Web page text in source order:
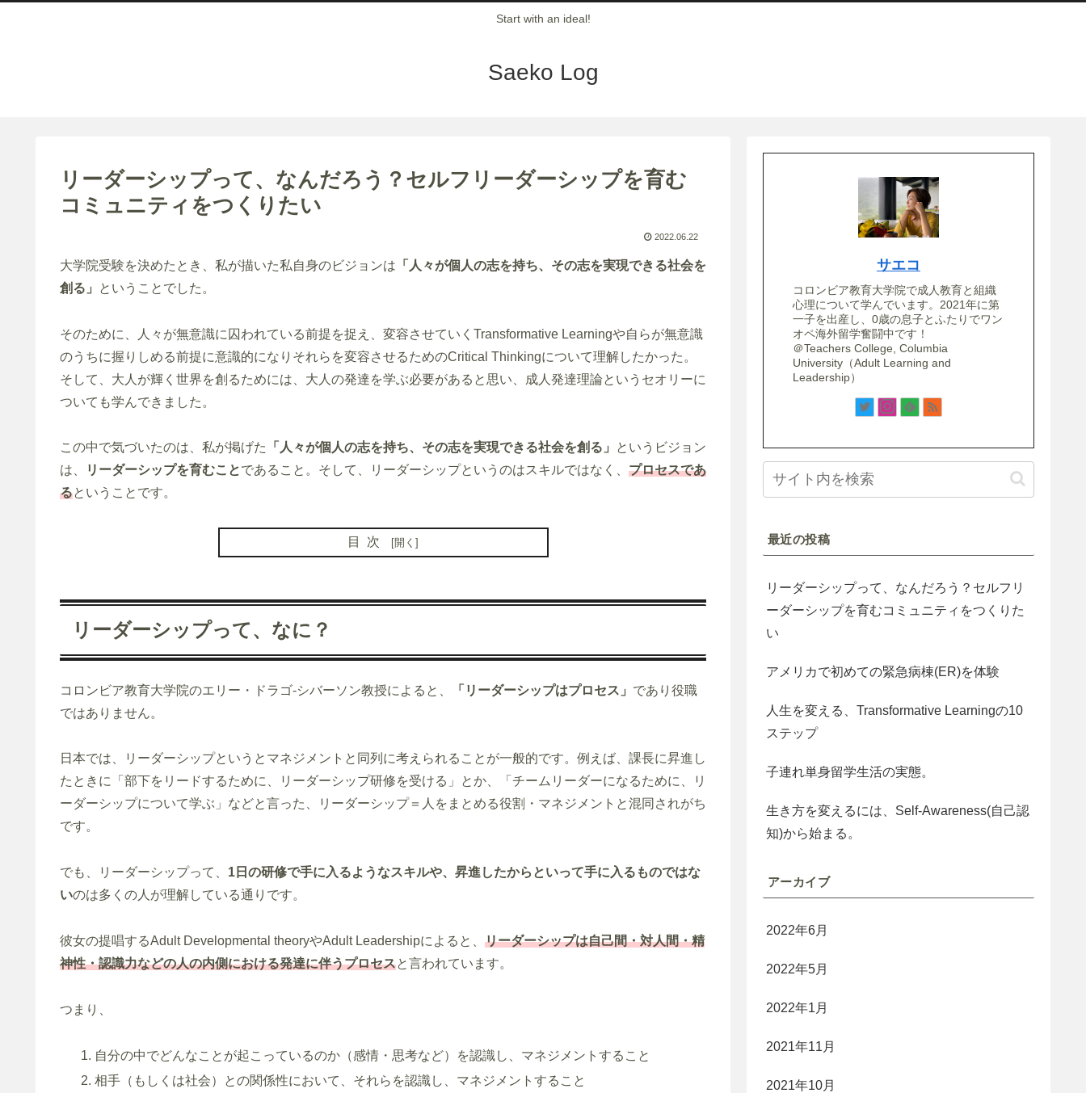
Start with an ideal!
Saeko Log
リーダーシップって、なんだろう？セルフリーダーシップを育む
コミュニティをつくりたい
2022.06.22
大学院受験を決めたとき、私が描いた私自身のビジョンは 「人々が個人の志を持ち、その志を実現できる社会を
創る」
ということでした。
そのために、人々が無意識に囚われている前提を捉え、変容させていくTransformative Learningや自らが無意識
のうちに握りしめる前提に意識的になりそれらを変容させるためのCritical Thinkingについて理解したかった。
そして、大人が輝く世界を創るためには、大人の発達を学ぶ必要があると思い、成人発達理論というセオリーに
ついても学んできました。
この中で気づいたのは、私が掲げた 「人々が個人の志を持ち、その志を実現できる社会を創る」
というビジョン
は、
リーダーシップを育むことであること。そして、リーダーシップというのはスキルではなく、 プロセスであ
るということです。
目次
リーダーシップって、なに？
コロンビア教育大学院のエリー・ドラゴ-シバーソン教授によると、 「リーダーシップはプロセス」 であり役職
ではありません。
日本では、リーダーシップというとマネジメントと同列に考えられることが一般的です。例えば、課長に昇進し
たときに「部下をリードするために、リーダーシップ研修を受ける」とか、「チームリーダーになるために、リ
ーダーシップについて学ぶ」などと言った、リーダーシップ＝人をまとめる役割・マネジメントと混同されがち
です。
でも、リーダーシップって、 1日の研修で手に入るようなスキルや、昇進したからといって手に入るものではな
いのは多くの人が理解している通りです。
彼女の提唱するAdult Developmental theoryやAdult Leadershipによると、 リーダーシップは自己間・対人間・精
神性・認識力などの人の内側における発達に伴うプロセスと言われています。
つまり、
自分の中でどんなことが起こっているのか（感情・思考など）を認識し、マネジメントすること
相手（もしくは社会）との関係性において、それらを認識し、マネジメントすること
サエコ
コロンビア教育大学院で成人教育と組織
心理について学んでいます。2021年に第
一子を出産し、0歳の息子とふたりでワン
オペ海外留学奮闘中です！
＠Teachers College, Columbia
University（Adult Learning and
Leadership）
最近の投稿
リーダーシップって、なんだろう？セルフリ
ーダーシップを育むコミュニティをつくりた
い
アメリカで初めての緊急病棟(ER)を体験
人生を変える、Transformative Learningの10
ステップ
子連れ単身留学生活の実態。
生き方を変えるには、Self-Awareness(自己認
知)から始まる。
アーカイブ
2022年6月
2022年5月
2022年1月
2021年11月
2021年10月